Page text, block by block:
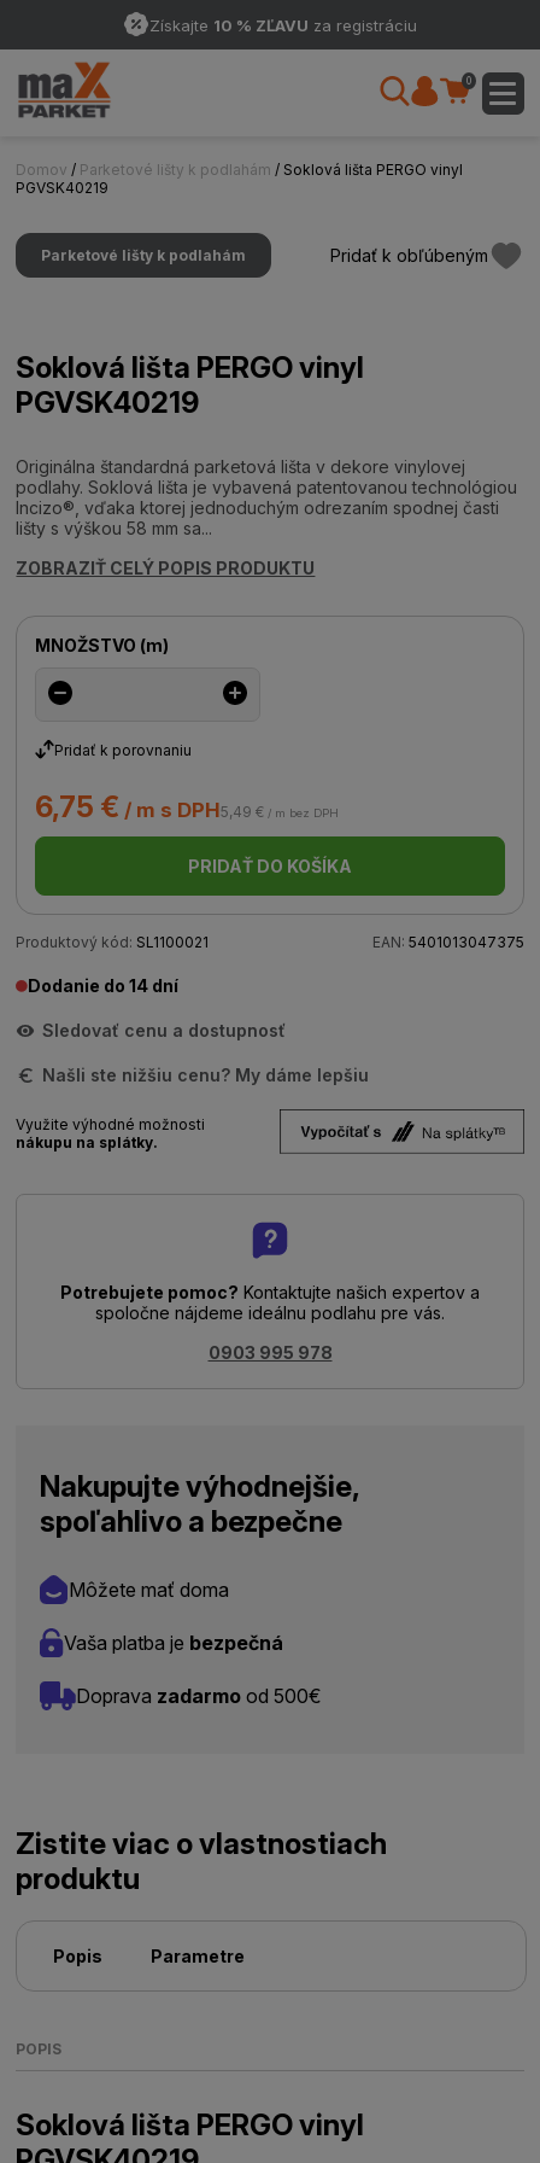
Získajte 10 % ZĽAVU za registráciu
0
Domov / Parketové lišty k podlahám / Soklová lišta PERGO vinyl
PGVSK40219
Parketové lišty k podlahám Pridať k obľúbeným
Soklová lišta PERGO vinyl
PGVSK40219
Originálna štandardná parketová lišta v dekore vinylovej
podlahy. Soklová lišta je vybavená patentovanou technológiou
Incizo®, vďaka ktorej jednoduchým odrezaním spodnej časti
lišty s výškou 58 mm sa...
ZOBRAZIŤ CELÝ POPIS PRODUKTU
MNOŽSTVO (m)
Pridať k porovnaniu
6,75 € / m s DPH5,49 € / m bez DPH
PRIDAŤ DO KOŠÍKA
Produktový kód: SL1100021 EAN: 5401013047375
Dodanie do 14 dní
Sledovať cenu a dostupnosť
Našli ste nižšiu cenu? My dáme lepšiu
Využite výhodné možnosti
nákupu na splátky.
Potrebujete pomoc? Kontaktujte našich expertov a
spoločne nájdeme ideálnu podlahu pre vás.
0903 995 978
Nakupujte výhodnejšie,
spoľahlivo a bezpečne
Môžete mať doma
Vaša platba je bezpečná
Doprava zadarmo od 500€
Zistite viac o vlastnostiach
produktu
Popis Parametre
POPIS
Soklová lišta PERGO vinyl